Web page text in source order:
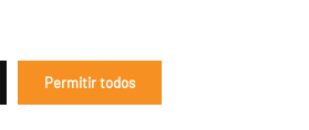
Permitir todos